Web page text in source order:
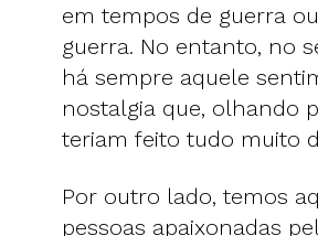
em tempos de guerra
guerra. No entanto, no
há sempre aquele
nostalgia que, olhando
teriam feito tudo muito
Por outro lado, temos
pessoas apaixonadas